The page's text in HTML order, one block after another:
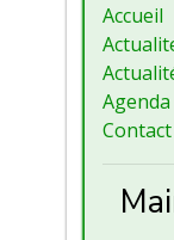
Accueil
Agenda
Contact